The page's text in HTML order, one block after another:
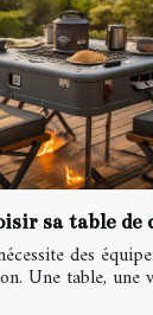
sa table de
des
Une table, une